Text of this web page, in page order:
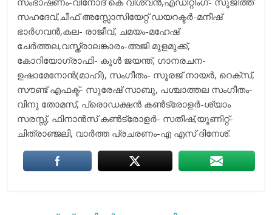
സഹദേവ്,ചീഫ് അസ്സോസിയേറ്റ് ഡയറക്ടര്‍-മനീഷ്
ഭാര്‍ഗവന്‍,കല- രാജീവ്, ചമയം-മഹേഷ്
ചേര്‍ത്തല,വസ്ത്രാലങ്കാരം-അജി മുളമുക്ക്,
കോറിയോഗ്രാഫി- കൂള്‍ ജയന്ത്, ഗാനരചന-
ഉഷാമേനോന്‍(മാഹി), സംഗീതം- സൂരജ് നായര്‍, റെക്‌സ്,
സൗണ്ട് എഫക്ട്- സുരേഷ് സാബു, പശ്ചാത്തല സംഗീതം-
വിനു തോമസ്, പ്രൊഡക്ഷന്‍ കണ്‍ട്രോളര്‍-ശ്യാം
സരസ്സ്, ഫിനാന്‍സ് കണ്‍ട്രോളര്‍- സതീഷ്,യൂണിറ്റ്-
ചിത്രാഞ്ജലി, വാർത്ത പ്രചരണം-എ എസ് ദിനേശ്.